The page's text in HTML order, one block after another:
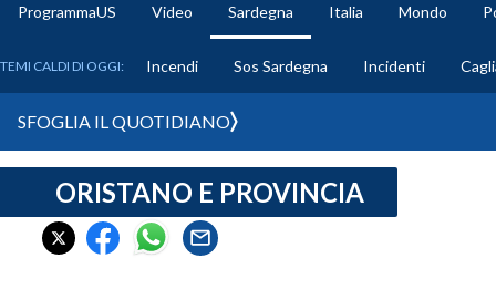
CRONACA SARDEGNA
CAGLIARI
ProgrammaUS Video Sardegna Italia Mondo
TEMI CALDI DI OGGI: Incendi Sos Sardegna Incidenti
SFOGLIA IL QUOTIDIANO
ORISTANO E PROVINCIA